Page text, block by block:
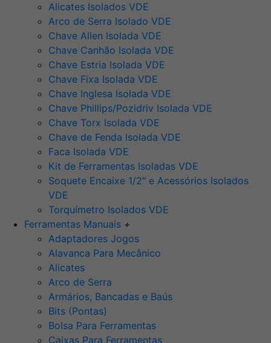
Alicates Isolados VDE
Arco de Serra Isolado VDE
Chave Allen Isolada VDE
Chave Canhão Isolada VDE
Chave Estria Isolada VDE
Chave Fixa Isolada VDE
Chave Inglesa Isolada VDE
Chave Phillips/Pozidriv Isolada VDE
Chave Torx Isolada VDE
Chave de Fenda Isolada VDE
Faca Isolada VDE
Kit de Ferramentas Isoladas VDE
Soquete Encaixe 1/2" e Acessórios Isolados
VDE
Torquímetro Isolados VDE
Ferramentas Manuais +
Adaptadores Jogos
Alavanca Para Mecânico
Alicates
Arco de Serra
Armários, Bancadas e Baús
Bits (Pontas)
Bolsa Para Ferramentas
Caixas Para Ferramentas